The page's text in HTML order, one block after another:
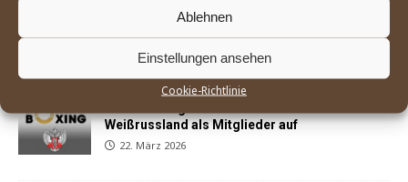
Ablehnen
Einstellungen ansehen
Cookie-Richtlinie
Sohail Koofi und Anton Hedde kehren mit
Siegen in Buxtehude auf den Kiez zurück
Weißrussland als Mitglieder auf
22. März 2026